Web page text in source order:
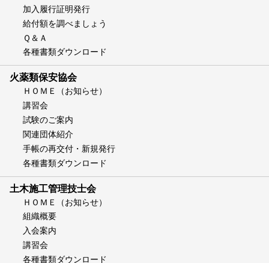
加入履行証明発行
給付額を調べましょう
Ｑ＆Ａ
各種書類ダウンロード
火薬類保安協会
ＨＯＭＥ（お知らせ）
講習会
試験のご案内
関連団体紹介
手帳の再交付・新規発行
各種書類ダウンロード
土木施工管理技士会
ＨＯＭＥ（お知らせ）
組織概要
入会案内
講習会
各種書類ダウンロード